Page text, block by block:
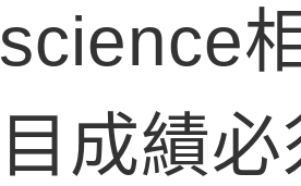
science
目成績